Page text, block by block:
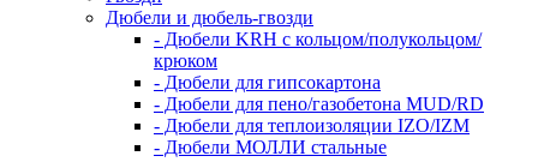
Дюбели и дюбель-гвозди
- Дюбели KRH с кольцом/полукольцом/
крюком
- Дюбели для гипсокартона
- Дюбели для пено/газобетона MUD/RD
- Дюбели для теплоизоляции IZO/IZM
- Дюбели МОЛЛИ стальные